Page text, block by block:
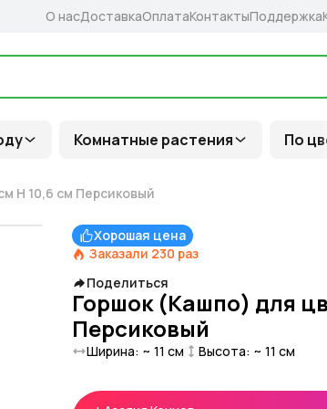
Комнатные растения По
О насДоставкаОплатаКонтактыПоддержка
H 10,6 см Персиковый
Хорошая цена
Заказали 230 раз
Поделиться
Горшок (Кашпо) для
Персиковый
Ширина: ~ 11 см Высота: ~ 11 см